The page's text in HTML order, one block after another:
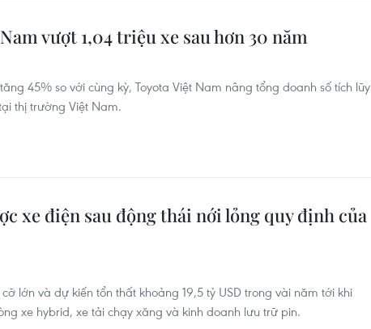
vượt 1,04 triệu xe sau hơn 30 năm
45% so với cùng kỳ, Toyota Việt Nam nâng tổng doanh số tích lũy
thị trường Việt Nam.
xe điện sau động thái nới lỏng quy định của
lớn và dự kiến tổn thất khoảng 19,5 tỷ USD trong vài năm tới khi
xe hybrid, xe tải chạy xăng và kinh doanh lưu trữ pin.